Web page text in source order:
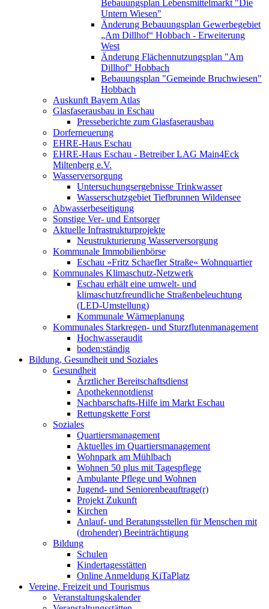
Bebauungsplan Lebensmittelmarkt "Die
Untern Wiesen"
Änderung Bebauungsplan Gewerbegebiet
„Am Dillhof“ Hobbach - Erweiterung
West
Änderung Flächennutzungsplan "Am
Dillhof" Hobbach
Bebauungsplan "Gemeinde Bruchwiesen"
Hobbach
Auskunft Bayern Atlas
Glasfaserausbau in Eschau
Presseberichte zum Glasfaserausbau
Dorferneuerung
EHRE-Haus Eschau
EHRE-Haus Eschau - Betreiber LAG Main4Eck
Miltenberg e.V.
Wasserversorgung
Untersuchungsergebnisse Trinkwasser
Wasserschutzgebiet Tiefbrunnen Wildensee
Abwasserbeseitigung
Sonstige Ver- und Entsorger
Aktuelle Infrastrukturprojekte
Neustrukturierung Wasserversorgung
Kommunale Immobilienbörse
Eschau »Fritz Schaefler Straße« Wohnquartier
Kommunales Klimaschutz-Netzwerk
Eschau erhält eine umwelt- und
klimaschutzfreundliche Straßenbeleuchtung
(LED-Umstellung)
Kommunale Wärmeplanung
Kommunales Starkregen- und Sturzflutenmanagement
Hochwasseraudit
boden:ständig
Bildung, Gesundheit und Soziales
Gesundheit
Ärztlicher Bereitschaftsdienst
Apothekennotdienst
Nachbarschafts-Hilfe im Markt Eschau
Rettungskette Forst
Soziales
Quartiersmanagement
Aktuelles im Quartiersmanagement
Wohnpark am Mühlbach
Wohnen 50 plus mit Tagespflege
Ambulante Pflege und Wohnen
Jugend- und Seniorenbeauftrage(r)
Projekt Zukunft
Kirchen
Anlauf- und Beratungsstellen für Menschen mit
(drohender) Beeinträchtigung
Bildung
Schulen
Kindertagesstätten
Online Anmeldung KiTaPlatz
Vereine, Freizeit und Tourismus
Veranstaltungskalender